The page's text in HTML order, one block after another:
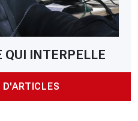
QUI INTERPELLE